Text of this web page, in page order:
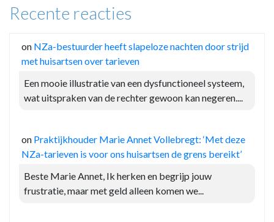
Recente reacties
on NZa-bestuurder heeft slapeloze nachten door strijd
met huisartsen over tarieven
Een mooie illustratie van een dysfunctioneel systeem,
wat uitspraken van de rechter gewoon kan negeren....
on Praktijkhouder Marie Annet Vollebregt: ‘Met deze
NZa-tarieven is voor ons huisartsen de grens bereikt’
Beste Marie Annet, Ik herken en begrijp jouw
frustratie, maar met geld alleen komen we...